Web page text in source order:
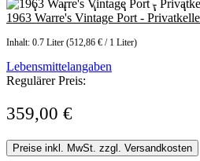
1963 Warre's Vintage Port -
Inhalt: 0.7 Liter (512,86 € / 1 Liter)
Lebensmittelangaben
Regulärer Preis:
359,00 €
Preise inkl. MwSt. zzgl. Versandkosten